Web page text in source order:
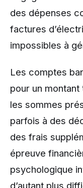
des dépenses
factures
impossibles à
Les comptes
pour un
les sommes
parfois à des
des frais
épreuve
psychologique
d’autant plus